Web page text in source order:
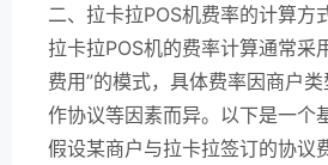
二、拉卡拉POS机费率的计算方
拉卡拉POS机的费率计算通常采
费用”的模式，具体费率因商户
作协议等因素而异。以下是一个
假设某商户与拉卡拉签订的协议